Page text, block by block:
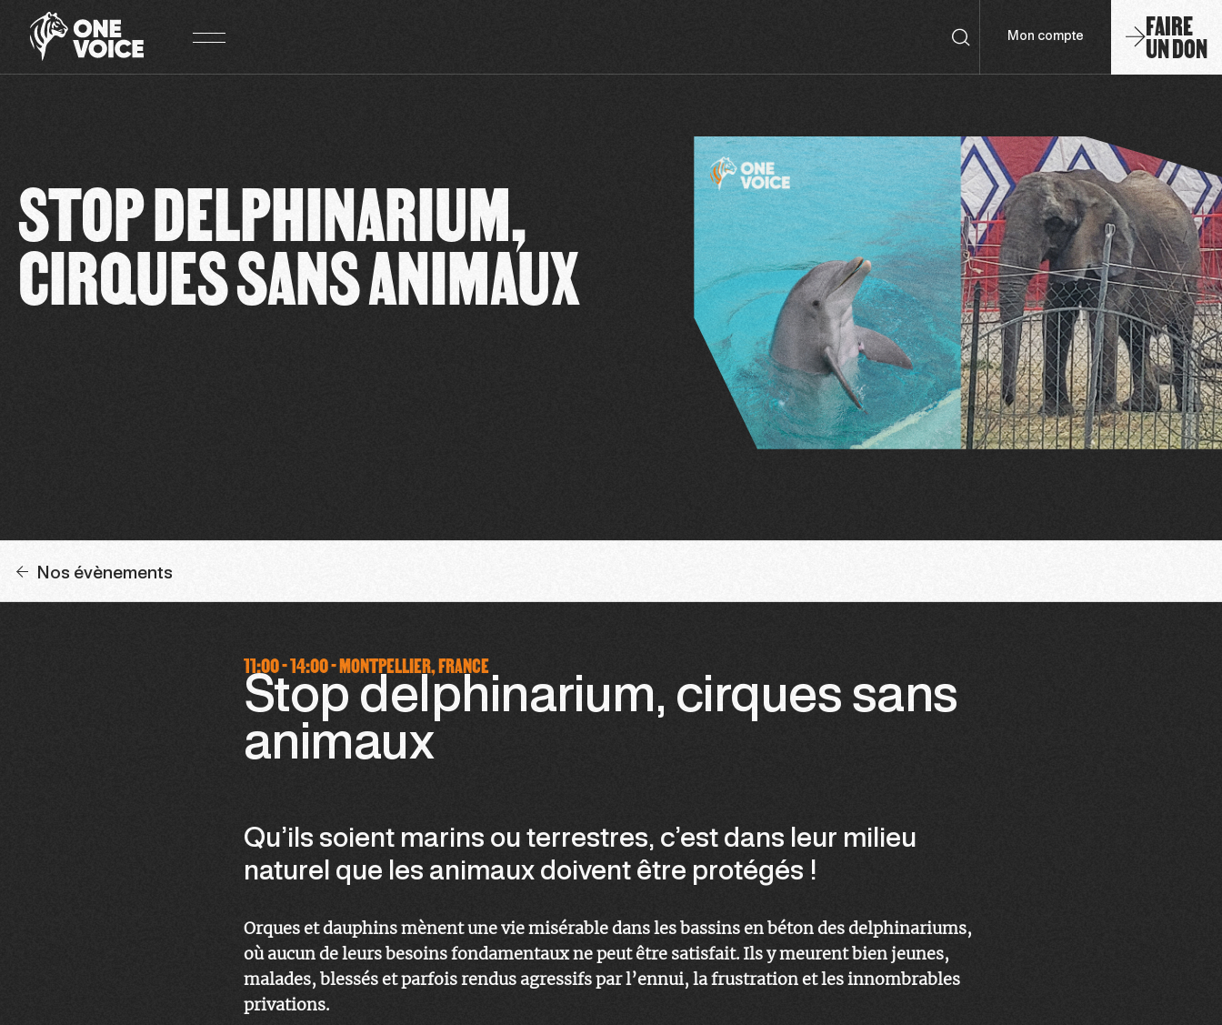
Mon compte FAIRE
UN DON
STOP DELPHINARIUM,
CIRQUES SANS ANIMAUX
Nos évènements
11:00 - 14:00 - MONTPELLIER, FRANCE
Stop delphinarium, cirques sans
animaux
Qu’ils soient marins ou terrestres, c’est dans leur milieu
naturel que les animaux doivent être protégés !
Orques et dauphins mènent une vie misérable dans les bassins en béton des delphinariums,
où aucun de leurs besoins fondamentaux ne peut être satisfait. Ils y meurent bien jeunes,
malades, blessés et parfois rendus agressifs par l’ennui, la frustration et les innombrables
privations.